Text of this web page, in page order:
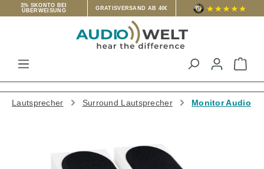
3% SKONTO BEI
ÜBERWEISUNG
GRATISVERSAND AB 40€
Lautsprecher Surround Lautsprecher Monitor Audio